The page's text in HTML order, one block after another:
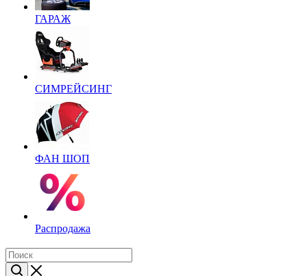
ГАРАЖ
СИМРЕЙСИНГ
ФАН ШОП
Распродажа